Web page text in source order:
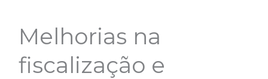
Melhorias na
fiscalização e